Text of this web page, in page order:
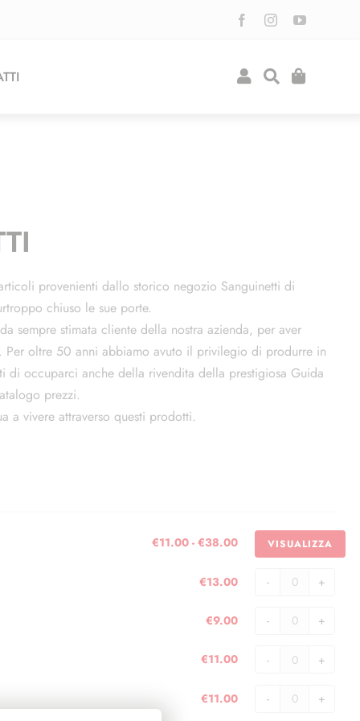
provenienti dallo storico negozio Sanguinetti di
chiuso le sue porte.
sempre stimata cliente della nostra azienda, per aver
Per oltre 50 anni abbiamo avuto il privilegio di produrre in
occuparci anche della rivendita della prestigiosa Guida
prezzi.
a vivere attraverso questi prodotti.
VISUALIZZA
€11.00 - €38.00Fascia
prezzo:
€11.00
€38.00
Raccoglitore
Sanguinetti
€13.00
Custodia
Sanguinetti
€9.00
Sanguinetti
€11.00
€11.00